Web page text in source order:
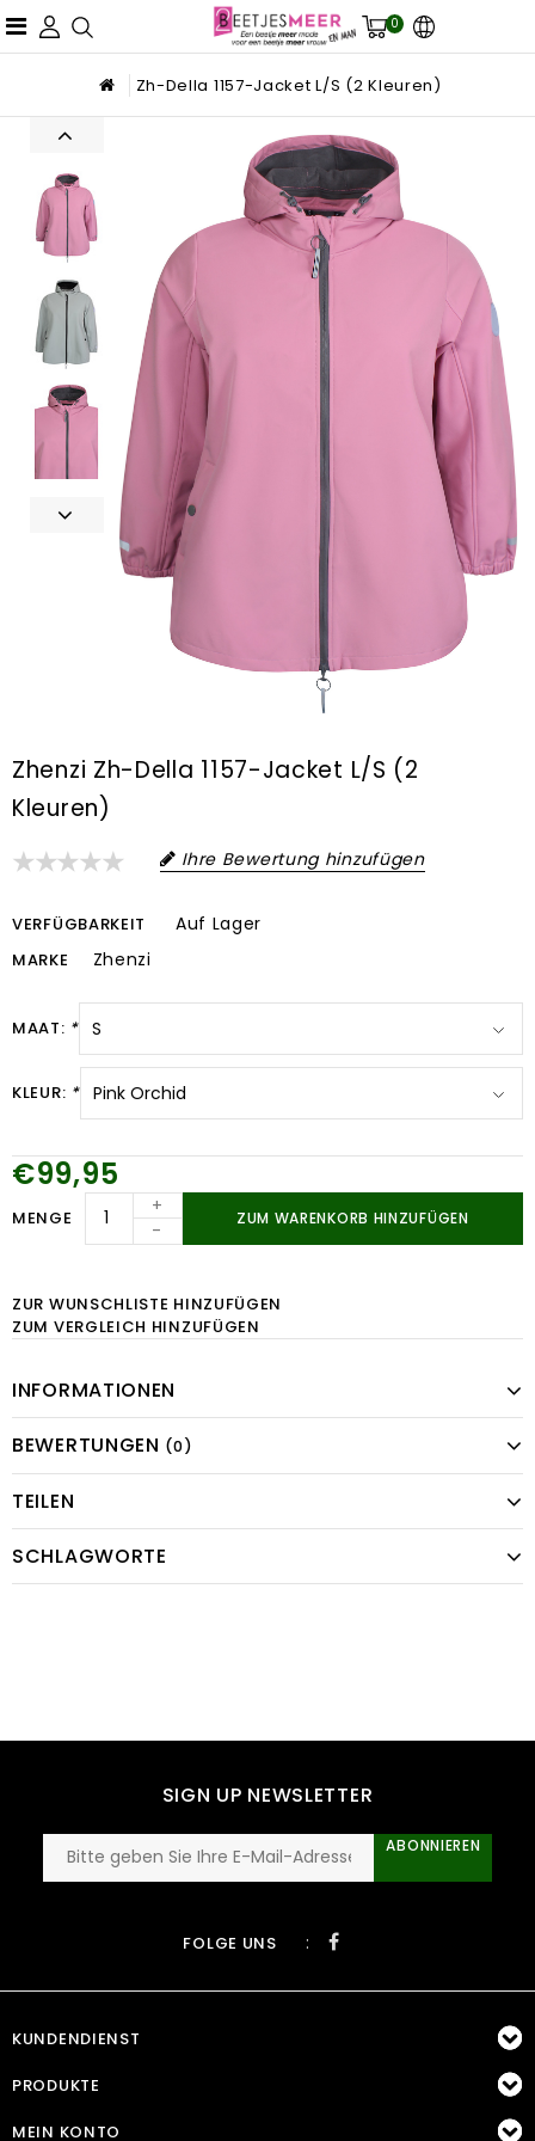
0
Zh-Della 1157-Jacket L/S (2 Kleuren)
Zhenzi Zh-Della 1157-Jacket L/S (2
Kleuren)
Ihre Bewertung hinzufügen
VERFÜGBARKEIT Auf Lager
MARKE Zhenzi
MAAT: *
KLEUR: *
€99,95
MENGE
+
-
ZUM WARENKORB HINZUFÜGEN
ZUR WUNSCHLISTE HINZUFÜGEN
ZUM VERGLEICH HINZUFÜGEN
INFORMATIONEN
BEWERTUNGEN (0)
TEILEN
SCHLAGWORTE
SIGN UP NEWSLETTER
ABONNIEREN
FOLGE UNS :
KUNDENDIENST
PRODUKTE
MEIN KONTO